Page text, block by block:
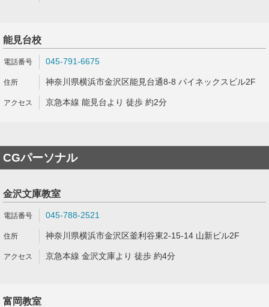
能見台校
045-791-6675
神奈川県横浜市金沢区能見台通8-8 パイネックスビル2F
京急本線 能見台より 徒歩 約2分
CGパーソナル
金沢文庫教室
045-788-2521
神奈川県横浜市金沢区釜利谷東2-15-14 山新ビル2F
京急本線 金沢文庫より 徒歩 約4分
富岡教室